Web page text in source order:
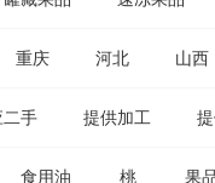
重庆 河北 山西
二手 提供加工
食用油 桃 果